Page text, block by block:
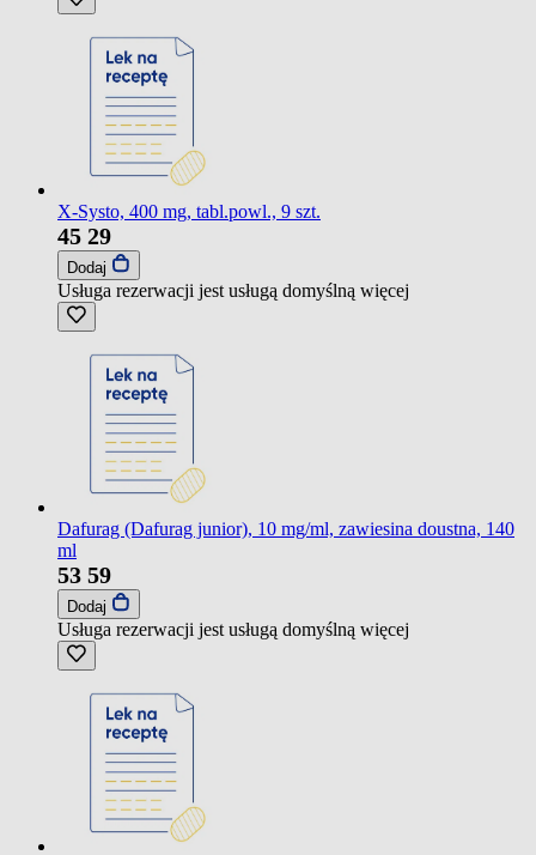
X-Systo, 400 mg, tabl.powl., 9 szt.
45 29
Dodaj
Usługa rezerwacji jest usługą domyślną więcej
Dafurag (Dafurag junior), 10 mg/ml, zawiesina doustna, 140
ml
53 59
Dodaj
Usługa rezerwacji jest usługą domyślną więcej